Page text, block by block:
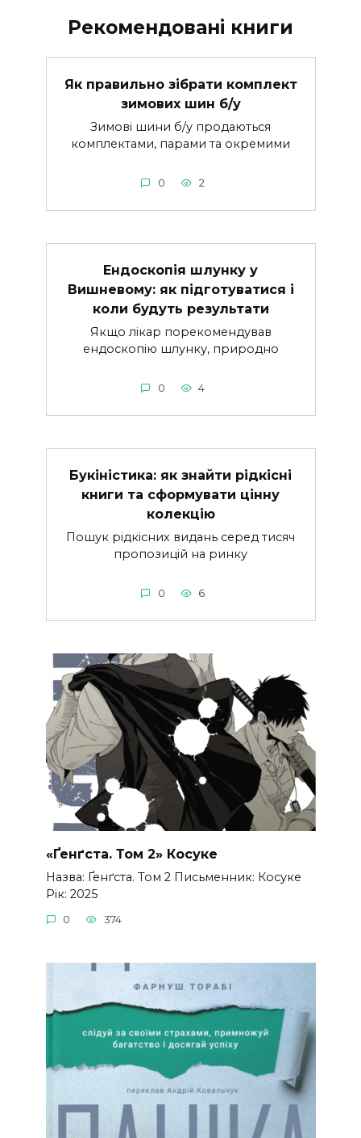
Рекомендовані книги
Як правильно зібрати комплект
зимових шин б/у
Зимові шини б/у продаються
комплектами, парами та окремими
0 2
Ендоскопія шлунку у
Вишневому: як підготуватися і
коли будуть результати
Якщо лікар порекомендував
ендоскопію шлунку, природно
0 4
Букіністика: як знайти рідкісні
книги та сформувати цінну
колекцію
Пошук рідкісних видань серед тисяч
пропозицій на ринку
0 6
«Ґенґста. Том 2» Косуке
Назва: Ґенґста. Том 2 Письменник: Косуке
Рік: 2025
0 374